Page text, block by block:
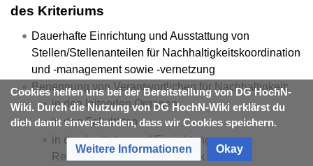
des Kriteriums
Dauerhafte Einrichtung und Ausstattung von
Stellen/Stellenanteilen für Nachhaltigkeitskoordination
und -management sowie -vernetzung
Benennung von Verantwortlichen für Nachhaltigkeit:
in den leitenden Organen
in den Fakultäten
in den Instituten und Einrichtungen, u. a.
Rechenzentrum und Bibliothek
Cookies helfen uns bei der Bereitstellung von DG HochN-
Wiki. Durch die Nutzung von DG HochN-Wiki erklärst du
dich damit einverstanden, dass wir Cookies speichern.
Weitere Informationen Okay